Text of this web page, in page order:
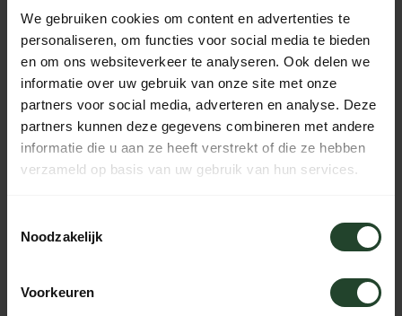
We gebruiken cookies om content en advertenties te
personaliseren, om functies voor social media te bieden
en om ons websiteverkeer te analyseren. Ook delen we
informatie over uw gebruik van onze site met onze
partners voor social media, adverteren en analyse. Deze
partners kunnen deze gegevens combineren met andere
informatie die u aan ze heeft verstrekt of die ze hebben
verzameld op basis van uw gebruik van hun services.
Noodzakelijk
Voorkeuren
PRODUCT DESCRIPTION
SPECIFICATIONS
happy to help you.